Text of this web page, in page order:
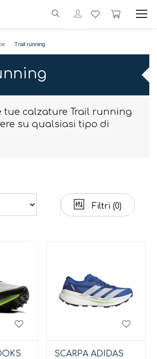
Trail running
tue calzature Trail running
su qualsiasi tipo di
Filtri (0)
SCARPA ADIDAS